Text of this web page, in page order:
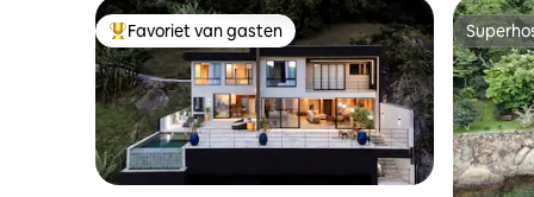
Topfavoriet van gasten
Favoriet van gasten